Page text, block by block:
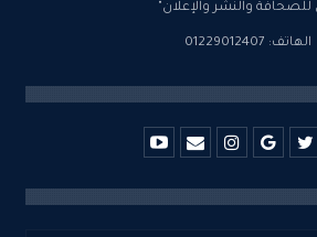
للصحافة والنشر والإعلان"
الهاتف: 01229012407